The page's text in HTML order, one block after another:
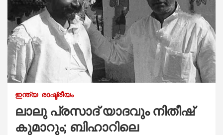
ഇന്ത്യ രാഷ്ട്രീയം
ലാലു പ്രസാദ് യാദവും നിതീഷ്
കുമാറും; ബിഹാറിലെ